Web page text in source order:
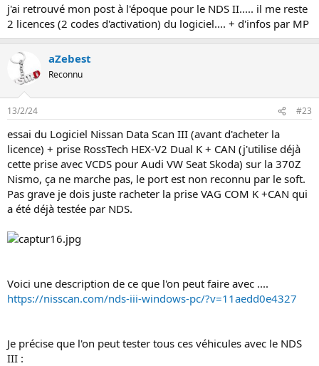
j'avais un peu peur car le cable OBD KKL ne provient pas de Nissan
datascan, mais j'avais lu qu'il fallait absolument la version avec FTDI
chip FT232RL, j'en ai trouvé un sur amazon et voilà....
je vous raconterai tout ça en détail, mais pour avoir essayer qq
minutes le logiciel avec la Z en marche, on peut couper
indépendamment chaque cylindre, simuler une température de
LDR de +100°C pour déclencher les ventilos volontairement pour
vérifier le bon fonctionnement, faire un RESET de la position 0 du
volant, faire un reset ECU, reset ralenti, plein de paramètres à
enregistrer pour un monitoring complet sauvegardable....
pour le prix 20€ cable + 37€ la licence logiciel franchement top !
si quelqu'un est intéressé, MP
ATTENTION : le NissanDatascan II ne fonctionne pas sur la
350Z phase III 313cv, car le protocole de communication est le
CAN BUS.
dans ce cas il faut télécharger la version NDS III avec la prise
j'ai retrouvé mon post à l'époque pour le NDS II..... il me reste
2 licences (2 codes d'activation) du logiciel.... + d'infos par MP
aZebest
Reconnu
13/2/24 #23
essai du Logiciel Nissan Data Scan III (avant d'acheter la
licence) + prise RossTech HEX-V2 Dual K + CAN (j'utilise déjà
cette prise avec VCDS pour Audi VW Seat Skoda) sur la 370Z
Nismo, ça ne marche pas, le port est non reconnu par le soft.
Pas grave je dois juste racheter la prise VAG COM K +CAN qui
a été déjà testée par NDS.
Voici une description de ce que l'on peut faire avec ....
https://nisscan.com/nds-iii-windows-pc/?v=11aedd0e4327
Je précise que l'on peut tester tous ces véhicules avec le NDS
III :